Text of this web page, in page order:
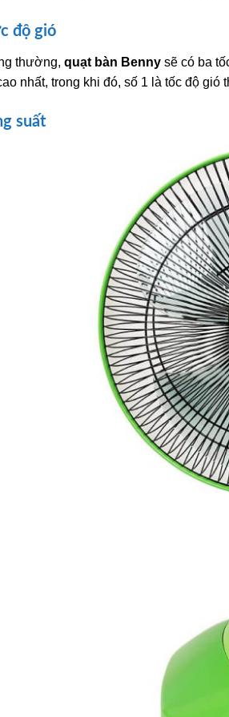
độ gió
thường, quạt bàn Benny sẽ có ba
nhất, trong khi đó, số 1 là tốc độ gió
suất